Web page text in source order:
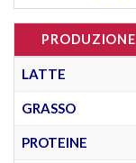
PRODUZIONE
LATTE
GRASSO
PROTEINE